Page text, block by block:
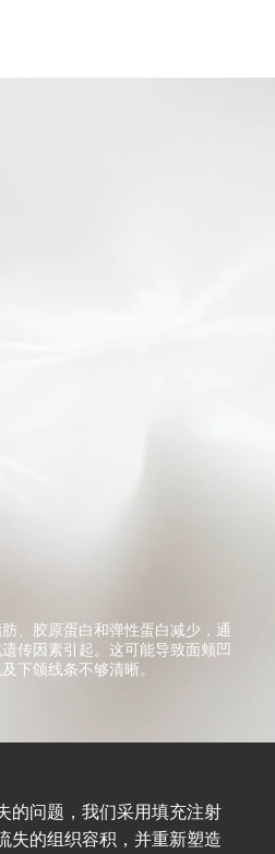
、胶原蛋白和弹性蛋白减少，通
传因素引起。这可能导致面颊凹
下颌线条不够清晰。
的问题，我们采用填充注射
失的组织容积，并重新塑造